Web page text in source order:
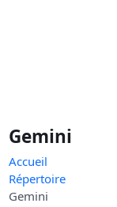
Gemini
Accueil
Répertoire
Gemini